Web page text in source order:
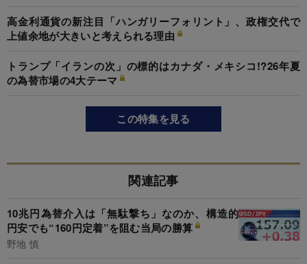
高金利通貨の新注目「ハンガリーフォリント」、政権交代で
上値余地が大きいと考えられる理由
トランプ「イランの次」の標的はカナダ・メキシコ!?26年夏
の為替市場の4大テーマ
この特集を見る
関連記事
10兆円為替介入は「無駄撃ち」なのか、構造的
円安でも“160円定着”を阻む当局の勝算
野地 慎